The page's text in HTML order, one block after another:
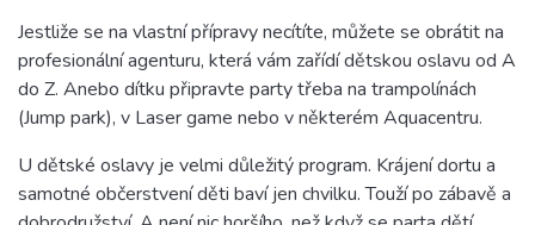
Jestliže se na vlastní přípravy necítíte, můžete se obrátit na
profesionální agenturu, která vám zařídí dětskou oslavu od A
do Z. Anebo dítku připravte party třeba na trampolínách
(Jump park), v Laser game nebo v některém Aquacentru.
U dětské oslavy je velmi důležitý program. Krájení dortu a
samotné občerstvení děti baví jen chvilku. Touží po zábavě a